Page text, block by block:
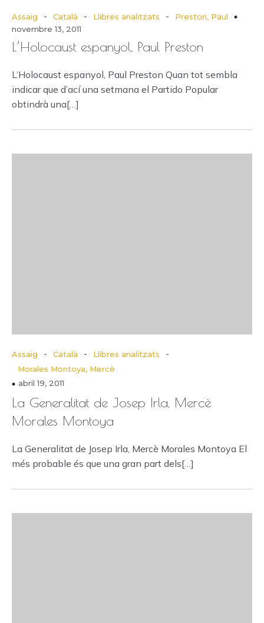
Assaig - Català - Llibres analitzats -
Preston, Paul
novembre 13, 2011
L’Holocaust espanyol, Paul Preston
L’Holocaust espanyol, Paul Preston Quan tot sembla
indicar que d’ací una setmana el Partido Popular
obtindrà una[…]
Assaig - Català - Llibres analitzats -
Morales Montoya, Mercè
abril 19, 2011
La Generalitat de Josep Irla, Mercè
Morales Montoya
La Generalitat de Josep Irla, Mercè Morales Montoya El
més probable és que una gran part dels[…]